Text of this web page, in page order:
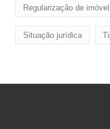
Regularização de imóvel
Situação jurídica